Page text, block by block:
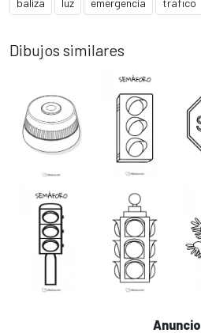
Dibujos similares
Anuncio